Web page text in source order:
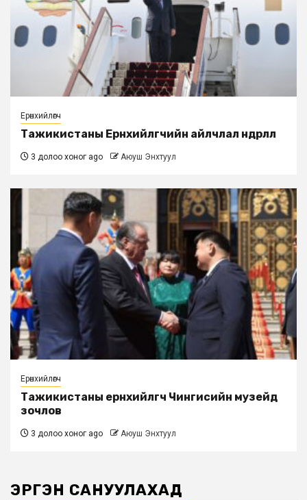
Ерөнхийлөгч
Тажикистаны Ерөнхийлөгчийн айлчлал өндөрлөлөө
3 долоо хоног ago Аюуш Энхтуул
Ерөнхийлөгч
Тажикистаны ерөнхийлөгч Чингисийн музейд
зочлов
3 долоо хоног ago Аюуш Энхтуул
ЭРГЭН САНУУЛАХАД